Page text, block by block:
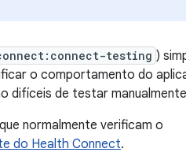
testing )
o comportamento do
difíceis de testar
normalmente verificam o
do Health Connect.